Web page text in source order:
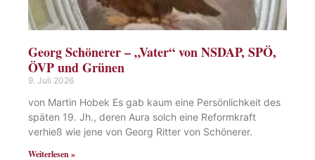
Georg Schönerer – „Vater“ von NSDAP, SPÖ,
ÖVP und Grünen
9. Juli 2026
von Martin Hobek Es gab kaum eine Persönlichkeit des
späten 19. Jh., deren Aura solch eine Reformkraft
verhieß wie jene von Georg Ritter von Schönerer.
Weiterlesen »